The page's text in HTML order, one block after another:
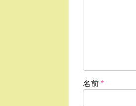
名前 *